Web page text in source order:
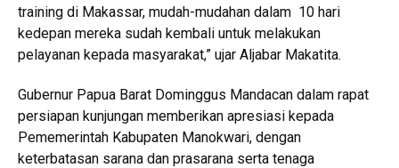
training di Makassar, mudah-mudahan dalam 10 hari
kedepan mereka sudah kembali untuk melakukan
pelayanan kepada masyarakat,” ujar Aljabar Makatita.
Gubernur Papua Barat Dominggus Mandacan dalam rapat
persiapan kunjungan memberikan apresiasi kepada
Pememerintah Kabupaten Manokwari, dengan
keterbatasan sarana dan prasarana serta tenaga